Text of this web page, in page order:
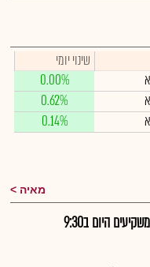
שינוי יומי
0.00%
0.62%
0.14%
מאיה
היום ב9:30